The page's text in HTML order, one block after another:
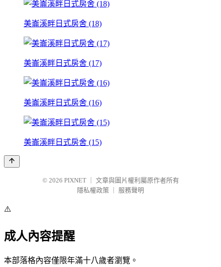
美崙溪畔日式房舍 (18)
美崙溪畔日式房舍 (17)
美崙溪畔日式房舍 (16)
美崙溪畔日式房舍 (15)
© 2026 PIXNET
文章與圖片權利屬原作者所有
隱私權政策
服務聲明
⚠️
成人內容提醒
本部落格內容僅限年滿十八歲者瀏覽。